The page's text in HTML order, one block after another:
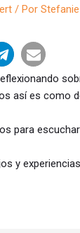
/ Por
así es como
para
y